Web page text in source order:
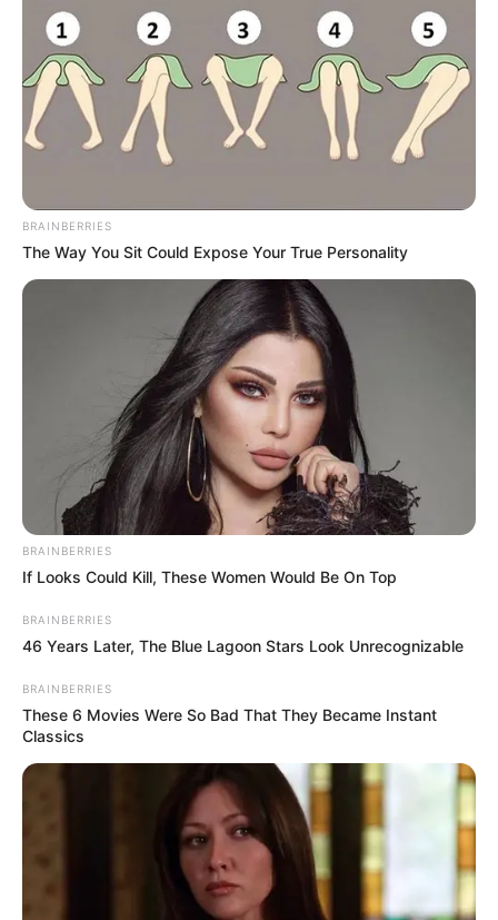
BRAINBERRIES
The Way You Sit Could Expose Your True Personality
BRAINBERRIES
If Looks Could Kill, These Women Would Be On Top
BRAINBERRIES
46 Years Later, The Blue Lagoon Stars Look Unrecognizable
BRAINBERRIES
These 6 Movies Were So Bad That They Became Instant
Classics